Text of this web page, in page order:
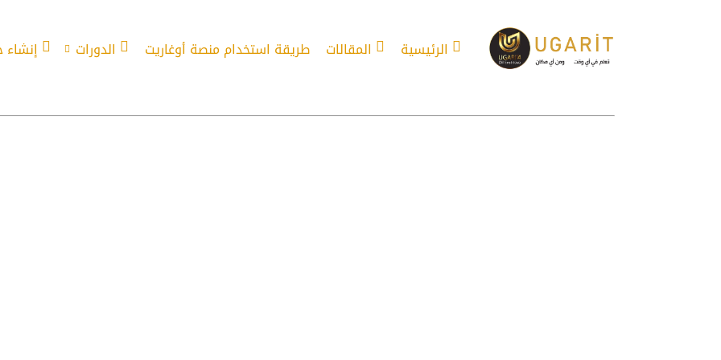
الرئيسية المقالات طريقة استخدام منصة أوغاريت الدورات
أفعال تركية مهمة وشائعة سلسلة الأفعال التركية